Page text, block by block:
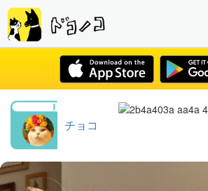
チョコ